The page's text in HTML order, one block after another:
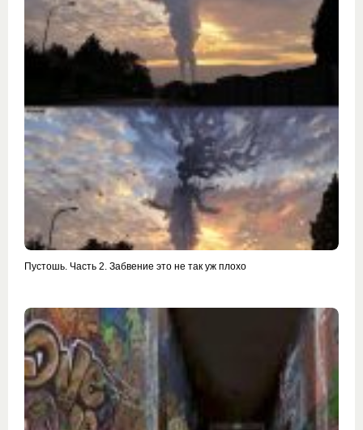
Пустошь. Часть 2. Забвение это не так уж плохо